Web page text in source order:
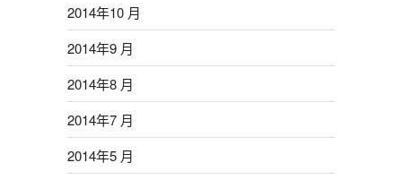
2014年10 月
2014年9 月
2014年8 月
2014年7 月
2014年5 月